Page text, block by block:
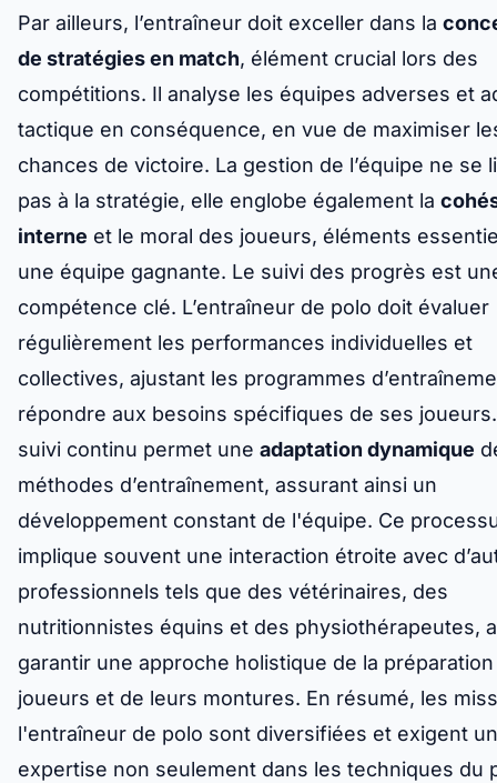
Par ailleurs, l’entraîneur doit exceller dans la
de stratégies en match, élément crucial lors des
compétitions. Il analyse les équipes adverses et
tactique en conséquence, en vue de maximiser
chances de victoire. La gestion de l’équipe ne se
pas à la stratégie, elle englobe également la
interne et le moral des joueurs, éléments
une équipe gagnante. Le suivi des progrès est
compétence clé. L’entraîneur de polo doit évaluer
régulièrement les performances individuelles et
collectives, ajustant les programmes
répondre aux besoins spécifiques de ses
suivi continu permet une adaptation dynamique
méthodes d’entraînement, assurant ainsi un
développement constant de l'équipe. Ce
implique souvent une interaction étroite avec
professionnels tels que des vétérinaires, des
nutritionnistes équins et des physiothérapeutes,
garantir une approche holistique de la
joueurs et de leurs montures. En résumé, les
l'entraîneur de polo sont diversifiées et exigent
expertise non seulement dans les techniques du